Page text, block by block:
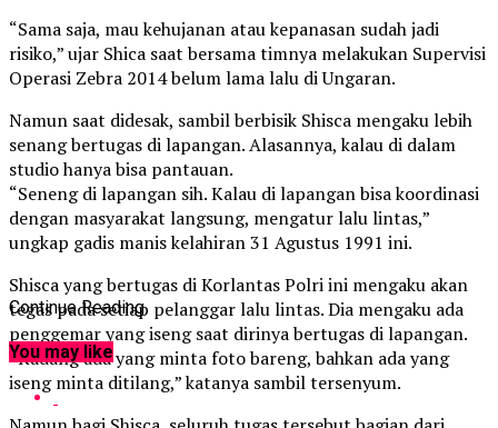
“Sama saja, mau kehujanan atau kepanasan sudah jadi
risiko,” ujar Shica saat bersama timnya melakukan Supervisi
Operasi Zebra 2014 belum lama lalu di Ungaran.
Namun saat didesak, sambil berbisik Shisca mengaku lebih
senang bertugas di lapangan. Alasannya, kalau di dalam
studio hanya bisa pantauan.
“Seneng di lapangan sih. Kalau di lapangan bisa koordinasi
dengan masyarakat langsung, mengatur lalu lintas,”
ungkap gadis manis kelahiran 31 Agustus 1991 ini.
Shisca yang bertugas di Korlantas Polri ini mengaku akan
tegas pada setiap pelanggar lalu lintas. Dia mengaku ada
penggemar yang iseng saat dirinya bertugas di lapangan.
“Kadang ada yang minta foto bareng, bahkan ada yang
iseng minta ditilang,” katanya sambil tersenyum.
Continue Reading
You may like